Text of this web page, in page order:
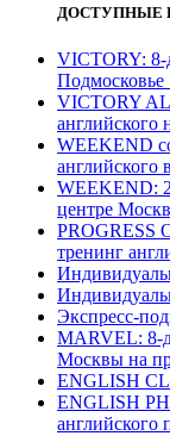
ДОСТУПНЫЕ
VICTORY: 8-
Подмосковье
VICTORY
английского
WEEKEND
английского
WEEKEND:
центре
PROGRESS
тренинг
Экспресс-
МARVEL: 8-
Москвы на
ENGLISH
ENGLISH
английского